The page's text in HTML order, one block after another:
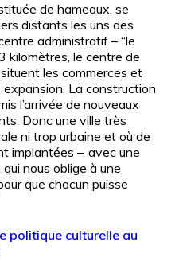
de hameaux, se
distants les uns des
administratif – “le
kilomètres, le centre de
les commerces et
La construction
l’arrivée de nouveaux
Donc une ville très
ni trop urbaine et où de
implantées –, avec une
nous oblige à une
que chacun puisse
politique culturelle au